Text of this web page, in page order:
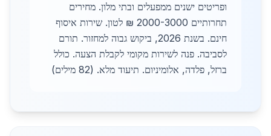
ופריטים ישנים ממפעלים ובתי מלון. מחירים
תחרותיים 2000-3000 ₪ לטון. שירות איסוף
חינם. בשנת 2026, ביקוש גבוה למחזור. תורם
לסביבה. פנה לשירות מקומי לקבלת הצעה. כולל
ברזל, פלדה, אלומיניום. תיעוד מלא. (82 מילים)